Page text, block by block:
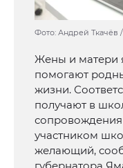
Фото: Андрей Ткачёв
Жены и матери
помогают
жизни.
получают в
сопровождения
участником
желающий,